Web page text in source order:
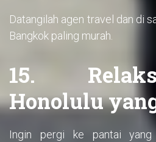
Datangilah agen travel dan di
Bangkok paling murah.
15.
Honolulu
Ingin pergi ke pantai yang